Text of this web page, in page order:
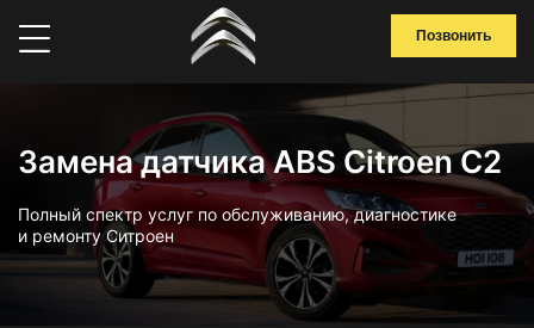
Позвонить
Замена датчика ABS Citroen C2
Полный спектр услуг по обслуживанию, диагностике
и ремонту Ситроен